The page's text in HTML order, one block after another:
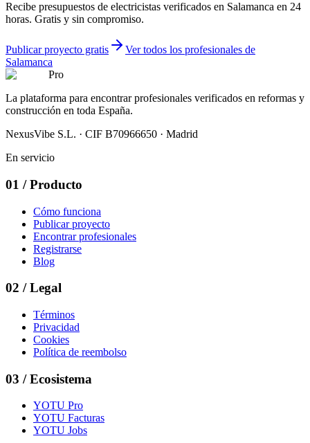
Recibe presupuestos de electricistas verificados en Salamanca en 24
horas. Gratis y sin compromiso.
Publicar proyecto gratis
Ver todos los profesionales de
Salamanca
Pro
La plataforma para encontrar profesionales verificados en reformas y
construcción en toda España.
NexusVibe S.L. · CIF B70966650 · Madrid
En servicio
01 / Producto
Cómo funciona
Publicar proyecto
Encontrar profesionales
Registrarse
Blog
02 / Legal
Términos
Privacidad
Cookies
Política de reembolso
03 / Ecosistema
YOTU Pro
YOTU Facturas
YOTU Jobs